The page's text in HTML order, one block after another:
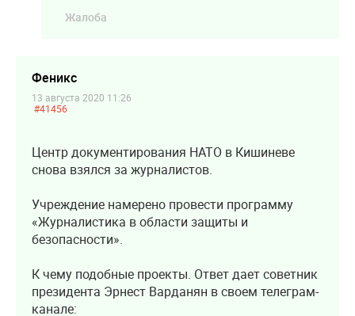
Жалоба
Феникс
13 августа 2020 11:26
#41456
Центр документирования НАТО в Кишиневе
снова взялся за журналистов.
Учреждение намерено провести программу
«Журналистика в области защиты и
безопасности».
К чему подобные проекты. Ответ дает советник
президента Эрнест Варданян в своем телеграм-
канале: